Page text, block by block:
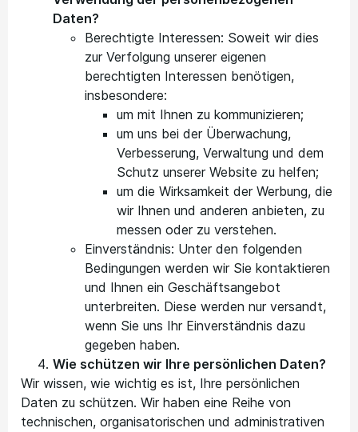
Daten?
Berechtigte Interessen: Soweit wir dies
zur Verfolgung unserer eigenen
berechtigten Interessen benötigen,
insbesondere:
um mit Ihnen zu kommunizieren;
um uns bei der Überwachung,
Verbesserung, Verwaltung und dem
Schutz unserer Website zu helfen;
um die Wirksamkeit der Werbung, die
wir Ihnen und anderen anbieten, zu
messen oder zu verstehen.
Einverständnis: Unter den folgenden
Bedingungen werden wir Sie kontaktieren
und Ihnen ein Geschäftsangebot
unterbreiten. Diese werden nur versandt,
wenn Sie uns Ihr Einverständnis dazu
gegeben haben.
Wie schützen wir Ihre persönlichen Daten?
Wir wissen, wie wichtig es ist, Ihre persönlichen
Daten zu schützen. Wir haben eine Reihe von
technischen, organisatorischen und administrativen